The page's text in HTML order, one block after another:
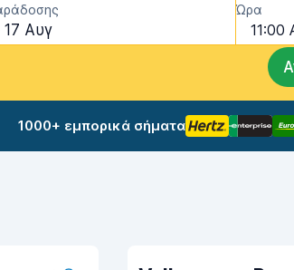
Αυγ
Ώρα
11:00
1000+ εμπορικά σήματα